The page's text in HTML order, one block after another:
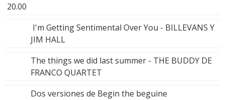
20.00
I'm Getting Sentimental Over You - BILLEVANS Y
JIM HALL
The things we did last summer - THE BUDDY DE
FRANCO QUARTET
Dos versiones de Begin the beguine